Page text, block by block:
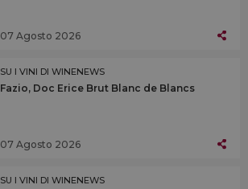
07 Agosto 2026
SU I VINI DI WINENEWS
Fazio, Doc Erice Brut Blanc de Blancs
07 Agosto 2026
SU I VINI DI WINENEWS